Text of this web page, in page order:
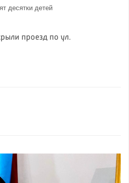
десятки детей
проезд по ул.